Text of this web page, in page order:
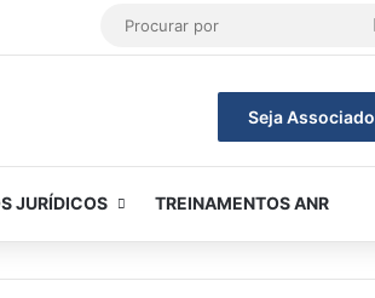
Seja Associado
JURÍDICOS TREINAMENTOS ANR